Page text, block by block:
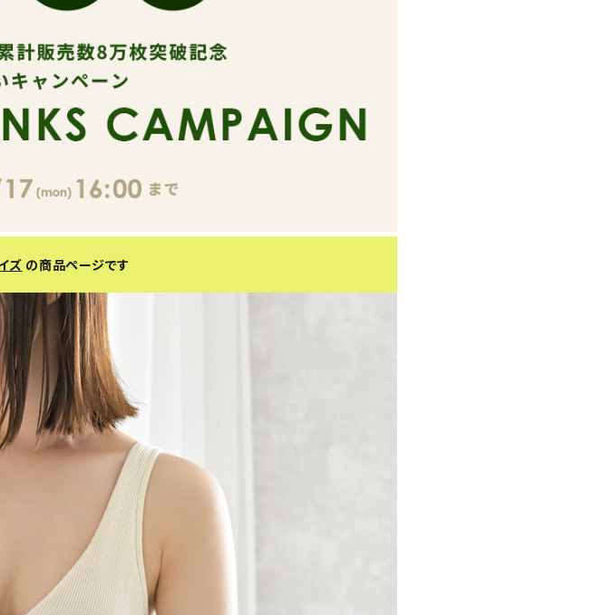
ズ の商品ページです